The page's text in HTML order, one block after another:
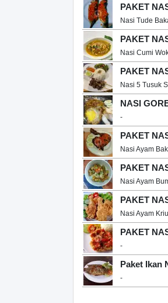
PAKET
Nasi Tude
PAKET
Nasi Cumi
PAKET
Nasi 5 Tusuk
NASI
-
PAKET
Nasi Ayam
PAKET
Nasi Ayam
PAKET
Nasi Ayam
PAKET
-
Paket Ikan
-